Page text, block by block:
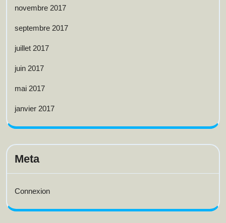
novembre 2017
septembre 2017
juillet 2017
juin 2017
mai 2017
janvier 2017
Meta
Connexion